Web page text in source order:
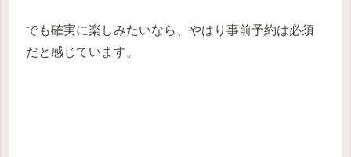
でも確実に楽しみたいなら、やはり事前予約は必須
だと感じています。